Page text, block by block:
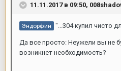
11.11.2017 в 09:50,
Эндорфин "...304 купил чисто
Да все просто: Неужели вы не
возникнет необходимость?